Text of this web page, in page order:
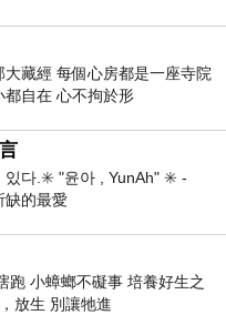
再難輕輕放下的罪證
藏經 每個心房都是一座寺院
自在 心不拘於形
있다.✳️ "윤아 , YunAh" ✳️ -
缺的最愛
跑 小蟑螂不礙事 培養好生之
放生 別讓牠進